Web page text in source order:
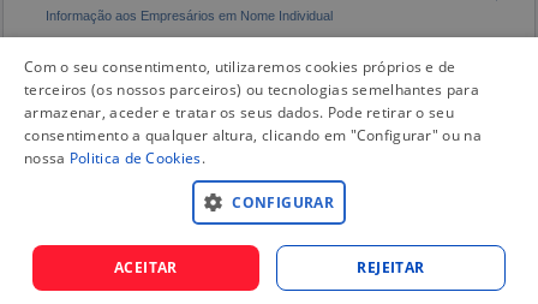
Informação aos Empresários em Nome Individual
Com o seu consentimento, utilizaremos cookies próprios e de
terceiros (os nossos parceiros) ou tecnologias semelhantes para
armazenar, aceder e tratar os seus dados. Pode retirar o seu
consentimento a qualquer altura, clicando em "Configurar" ou na
nossa Politica de Cookies.
CONFIGURAR
ACEITAR REJEITAR